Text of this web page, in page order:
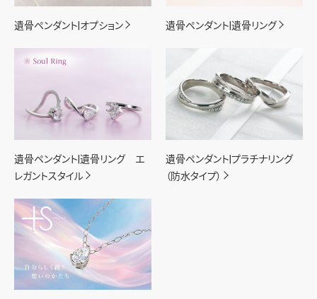
遺骨ペンダント|オプション 遺骨ペンダント|遺骨リング
遺骨ペンダント|遺骨リング エ
レガントスタイル
遺骨ペンダント|プラチナリング
（防水タイプ）